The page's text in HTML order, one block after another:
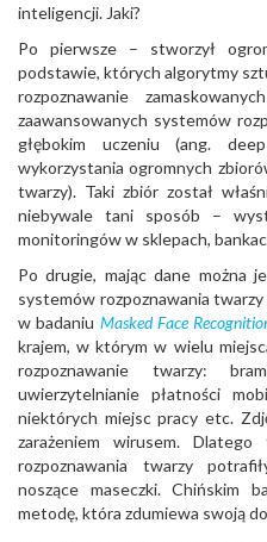
inteligencji. Jaki?
Po pierwsze – stworzył
podstawie, których algorytmy
rozpoznawanie
zaawansowanych systemów
głębokim uczeniu (ang.
wykorzystania ogromnych
twarzy). Taki zbiór został
niebywale tani sposób –
monitoringów w sklepach,
Po drugie, mając dane można
systemów rozpoznawania
w badaniu Masked Face
krajem, w którym w wielu
rozpoznawanie twarzy:
uwierzytelnianie płatności
niektórych miejsc pracy etc.
zarażeniem wirusem.
rozpoznawania twarzy
noszące maseczki. Chińskim
metodę, która zdumiewa swoją